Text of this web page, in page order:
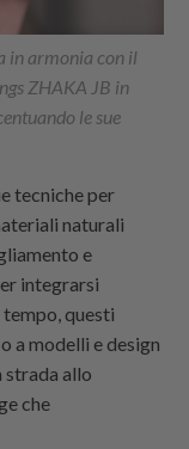
in armonia con il
ZHAKA JB in
le sue
tecniche per
naturali
e
integrarsi
questi
a modelli e design
strada allo
che